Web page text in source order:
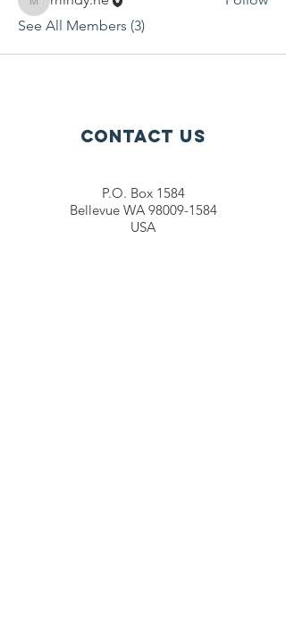
mindy.he
See All Members (3)
Contact Us
P.O. Box 1584
Bellevue WA 98009-1584
USA